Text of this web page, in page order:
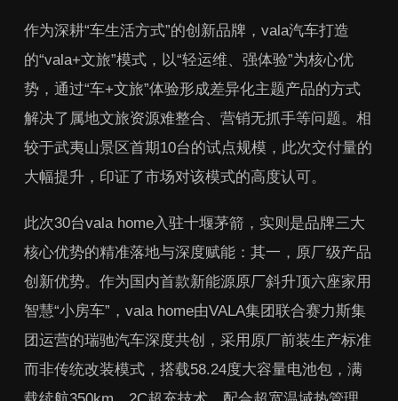
作为深耕“车生活方式”的创新品牌，vala汽车打造
的“vala+文旅”模式，以“轻运维、强体验”为核心优
势，通过“车+文旅”体验形成差异化主题产品的方式
解决了属地文旅资源难整合、营销无抓手等问题。相
较于武夷山景区首期10台的试点规模，此次交付量的
大幅提升，印证了市场对该模式的高度认可。
此次30台vala home入驻十堰茅箭，实则是品牌三大
核心优势的精准落地与深度赋能：其一，原厂级产品
创新优势。作为国内首款新能源原厂斜升顶六座家用
智慧“小房车”，vala home由VALA集团联合赛力斯集
团运营的瑞驰汽车深度共创，采用原厂前装生产标准
而非传统改装模式，搭载58.24度大容量电池包，满